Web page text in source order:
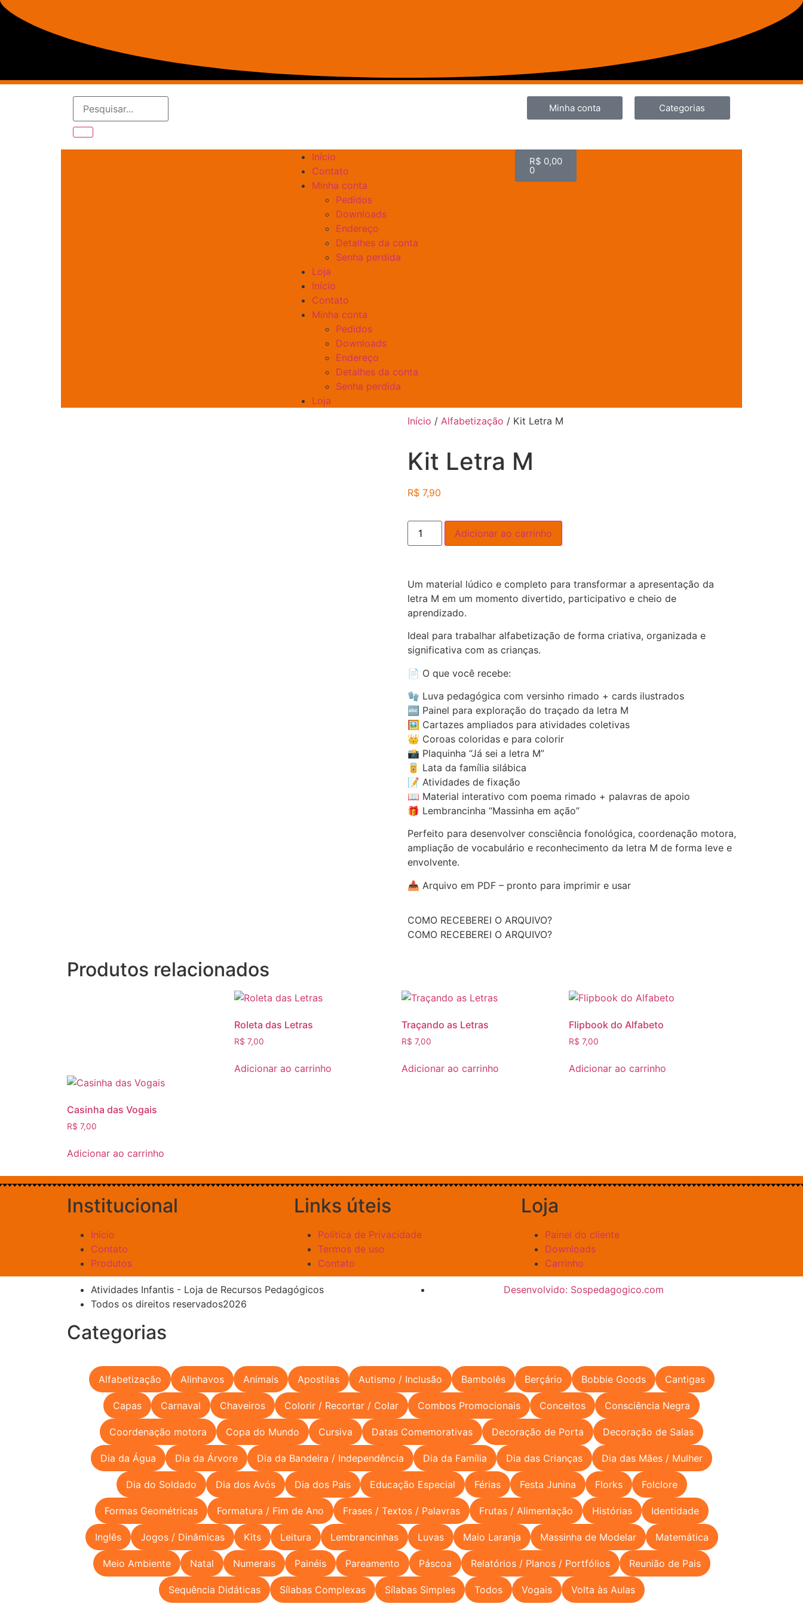
Minha conta Categorias
Início
Contato
Minha conta
Pedidos
Downloads
Endereço
Detalhes da conta
Senha perdida
Loja
Início
Contato
Minha conta
Pedidos
Downloads
Endereço
Detalhes da conta
Senha perdida
Loja
R$ 0,00
0
Início / Alfabetização / Kit Letra M
Kit Letra M
R$ 7,90
Adicionar ao carrinho
Um material lúdico e completo para transformar a apresentação da
letra M em um momento divertido, participativo e cheio de
aprendizado.
Ideal para trabalhar alfabetização de forma criativa, organizada e
significativa com as crianças.
📄 O que você recebe:
🧤 Luva pedagógica com versinho rimado + cards ilustrados
🔤 Painel para exploração do traçado da letra M
🖼️ Cartazes ampliados para atividades coletivas
👑 Coroas coloridas e para colorir
📸 Plaquinha “Já sei a letra M”
🥫 Lata da família silábica
📝 Atividades de fixação
📖 Material interativo com poema rimado + palavras de apoio
🎁 Lembrancinha “Massinha em ação”
Perfeito para desenvolver consciência fonológica, coordenação motora,
ampliação de vocabulário e reconhecimento da letra M de forma leve e
envolvente.
📥 Arquivo em PDF – pronto para imprimir e usar
COMO RECEBEREI O ARQUIVO?
COMO RECEBEREI O ARQUIVO?
Produtos relacionados
Roleta das Letras
R$ 7,00
Adicionar ao carrinho
Traçando as Letras
R$ 7,00
Adicionar ao carrinho
Flipbook do Alfabeto
R$ 7,00
Adicionar ao carrinho
Casinha das Vogais
R$ 7,00
Adicionar ao carrinho
Institucional
Início
Contato
Produtos
Links úteis
Política de Privacidade
Termos de uso
Contato
Loja
Painel do cliente
Downloads
Carrinho
Atividades Infantis - Loja de Recursos Pedagógicos
Todos os direitos reservados2026
Desenvolvido: Sospedagogico.com
Categorias
Alfabetização Alinhavos Animais Apostilas Autismo / Inclusão Bambolês Berçário Bobbie Goods Cantigas
Capas Carnaval Chaveiros Colorir / Recortar / Colar Combos Promocionais Conceitos Consciência Negra
Coordenação motora Copa do Mundo Cursiva Datas Comemorativas Decoração de Porta Decoração de Salas
Dia da Água Dia da Árvore Dia da Bandeira / Independência Dia da Família Dia das Crianças Dia das Mães / Mulher
Dia do Soldado Dia dos Avós Dia dos Pais Educação Especial Férias Festa Junina Florks Folclore
Formas Geométricas Formatura / Fim de Ano Frases / Textos / Palavras Frutas / Alimentação Histórias Identidade
Inglês Jogos / Dinâmicas Kits Leitura Lembrancinhas Luvas Maio Laranja Massinha de Modelar Matemática
Meio Ambiente Natal Numerais Painéis Pareamento Páscoa Relatórios / Planos / Portfólios Reunião de Pais
Sequência Didáticas Sílabas Complexas Sílabas Simples Todos Vogais Volta às Aulas